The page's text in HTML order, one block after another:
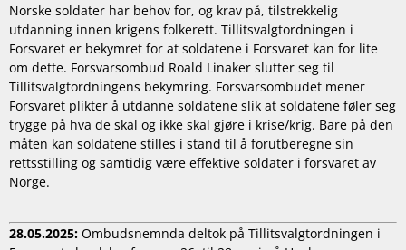
Norske soldater har behov for, og krav på, tilstrekkelig
utdanning innen krigens folkerett. Tillitsvalgtordningen i
Forsvaret er bekymret for at soldatene i Forsvaret kan for lite
om dette. Forsvarsombud Roald Linaker slutter seg til
Tillitsvalgtordningens bekymring. Forsvarsombudet mener
Forsvaret plikter å utdanne soldatene slik at soldatene føler seg
trygge på hva de skal og ikke skal gjøre i krise/krig. Bare på den
måten kan soldatene stilles i stand til å forutberegne sin
rettsstilling og samtidig være effektive soldater i forsvaret av
Norge.
28.05.2025: Ombudsnemnda deltok på Tillitsvalgtordningen i